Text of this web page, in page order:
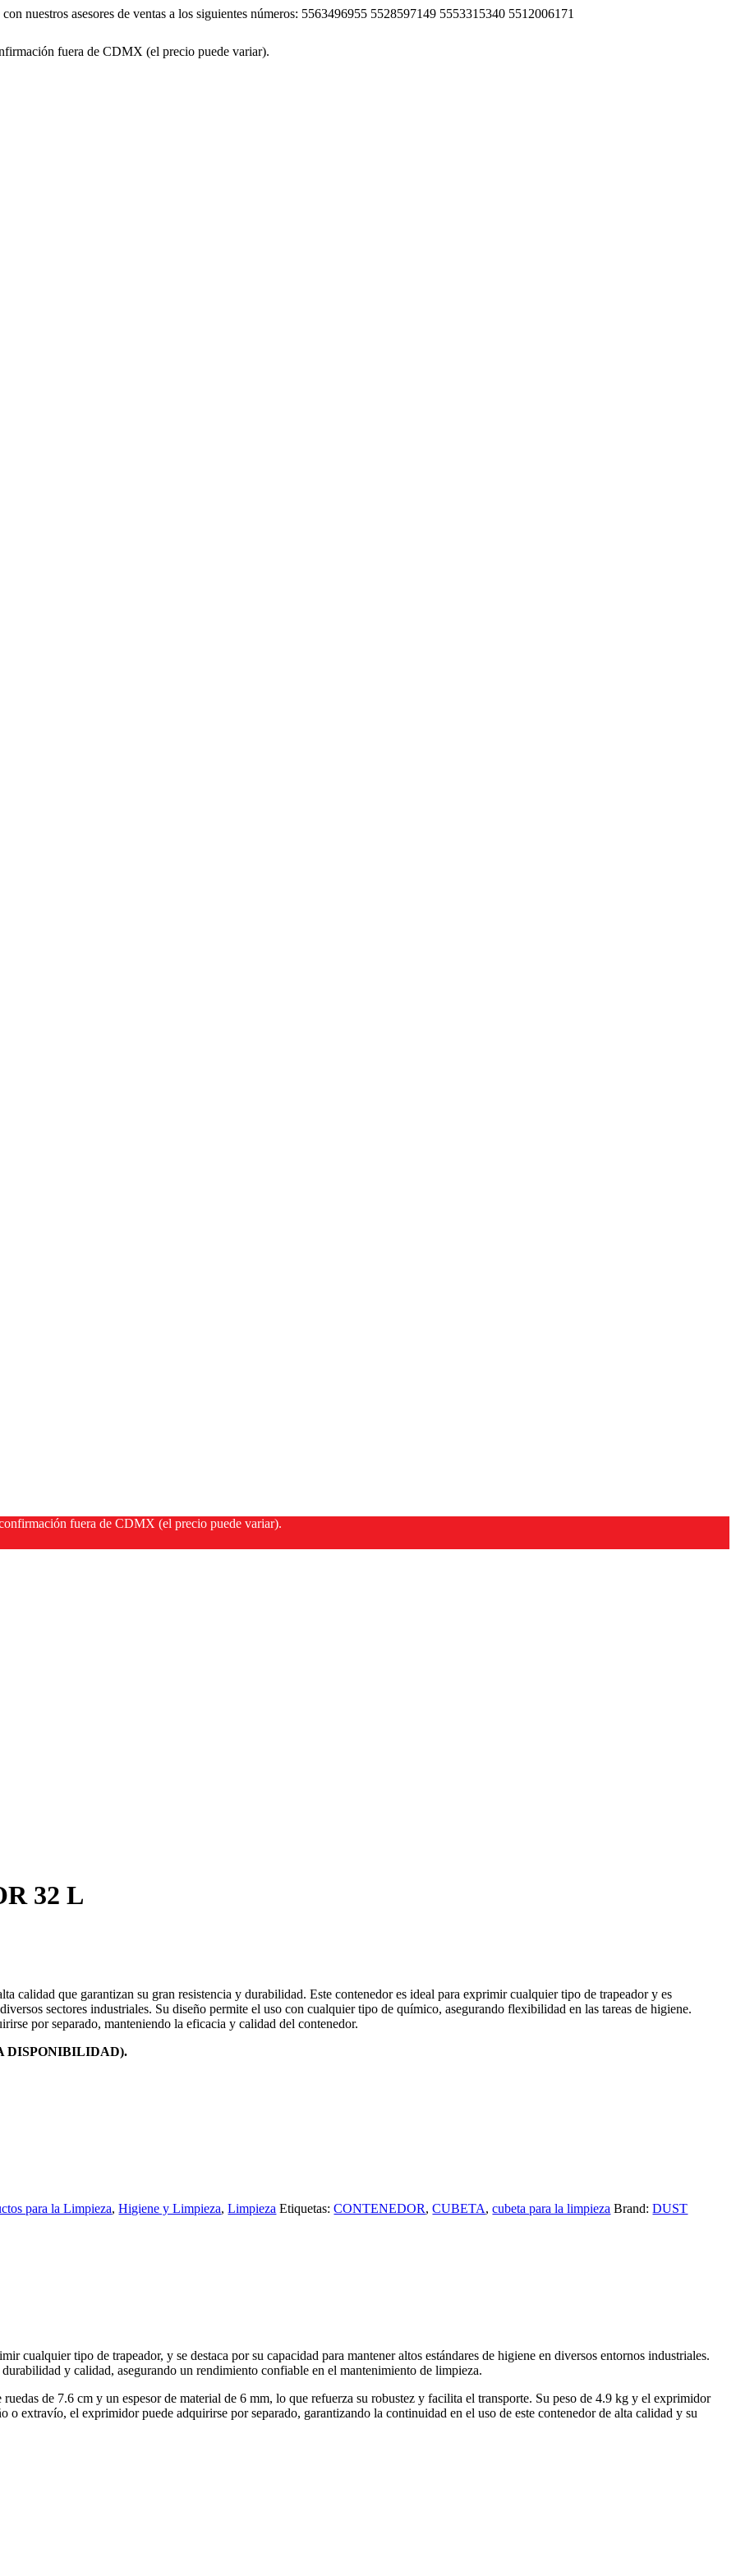
nuestros asesores de ventas a los siguientes números: 5563496955 5528597149 5553315340 5512006171
fuera de CDMX (el precio puede variar).
fuera de CDMX (el precio puede variar).
32 L
calidad que garantizan su gran resistencia y durabilidad. Este contenedor es ideal para exprimir cualquier tipo de trapeador y es
sectores industriales. Su diseño permite el uso con cualquier tipo de químico, asegurando flexibilidad en las tareas de higiene.
por separado, manteniendo la eficacia y calidad del contenedor.
DISPONIBILIDAD).
para la Limpieza,Higiene y Limpieza,Limpieza Etiquetas:CONTENEDOR,CUBETA,cubeta para la limpieza Brand:DUST
cualquier tipo de trapeador, y se destaca por su capacidad para mantener altos estándares de higiene en diversos entornos industriales.
y calidad, asegurando un rendimiento confiable en el mantenimiento de limpieza.
de 7.6 cm y un espesor de material de 6 mm, lo que refuerza su robustez y facilita el transporte. Su peso de 4.9 kg y el exprimidor
extravío, el exprimidor puede adquirirse por separado, garantizando la continuidad en el uso de este contenedor de alta calidad y su